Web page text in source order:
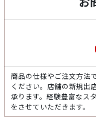
商品の仕様やご注文方法
ください。店舗の新規出
承ります。経験豊富なス
をさせていただきます。